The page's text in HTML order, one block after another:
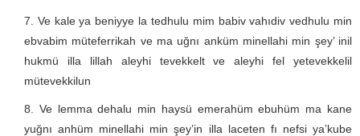
Ve kale ya beniyye la tedhulu mim babiv vahıdiv vedhulu min
ebvabim müteferrikah ve ma uğnı anküm minellahi min şey’ inil
hukmü illa lillah aleyhi tevekkelt ve aleyhi fel yetevekkelil
mütevekkilun
Ve lemma dehalu min haysü emerahüm ebuhüm ma kane
yuğnı anhüm minellahi min şey’in illa laceten fı nefsi ya’kube